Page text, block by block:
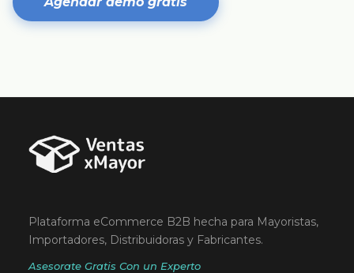
Plataforma eCommerce B2B hecha para Mayoristas,
Importadores, Distribuidoras y Fabricantes.
Asesorate Gratis Con un Experto